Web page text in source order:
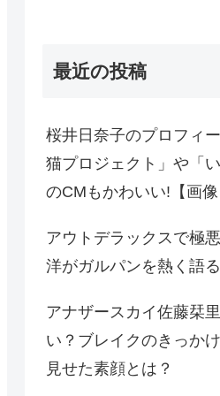
最近の投稿
桜井日奈子のプロフィ
猫プロジェクト」や「
のCMもかわいい!【画像
アウトデラックスで極
洋がガルパンを熱く語
アナザースカイ佐藤栞
い？ブレイクのきっか
見せた素顔とは？